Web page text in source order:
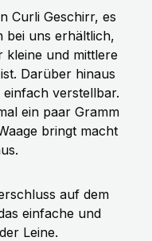
Curli Geschirr, es
bei uns erhältlich,
kleine und mittlere
Darüber hinaus
verstellbar.
ein paar Gramm
bringt macht
auf dem
einfache und
Leine.